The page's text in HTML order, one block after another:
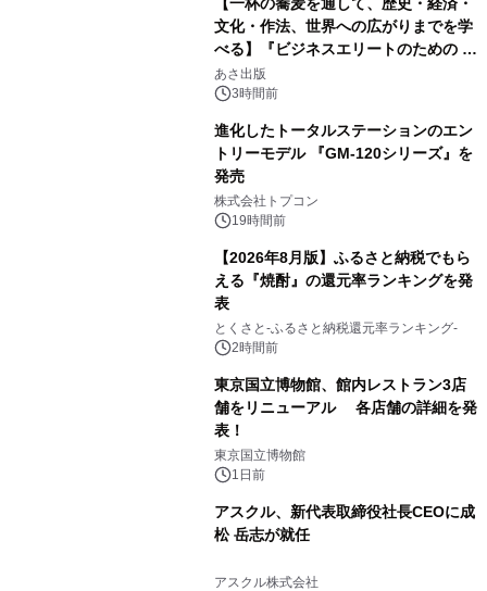
文化・作法、世界への広がりまでを学
べる】『ビジネスエリートのための 教
養としての蕎麦』2026年8月25日
（火）発売
あさ出版
3時間前
進化したトータルステーションのエン
トリーモデル 『GM-120シリーズ』を
発売
株式会社トプコン
19時間前
【2026年8月版】ふるさと納税でもら
える『焼酎』の還元率ランキングを発
表
とくさと-ふるさと納税還元率ランキング-
2時間前
東京国立博物館、館内レストラン3店
舗をリニューアル 各店舗の詳細を発
表！
東京国立博物館
1日前
アスクル、新代表取締役社長CEOに成
松 岳志が就任
アスクル株式会社